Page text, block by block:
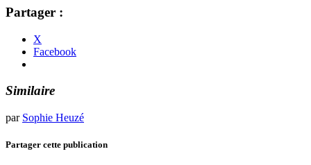
Partager :
X
Facebook
Similaire
par Sophie Heuzé
Partager cette publication